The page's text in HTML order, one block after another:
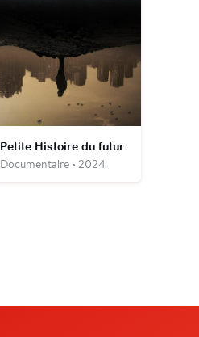
Petite Histoire du futur
Documentaire • 2024